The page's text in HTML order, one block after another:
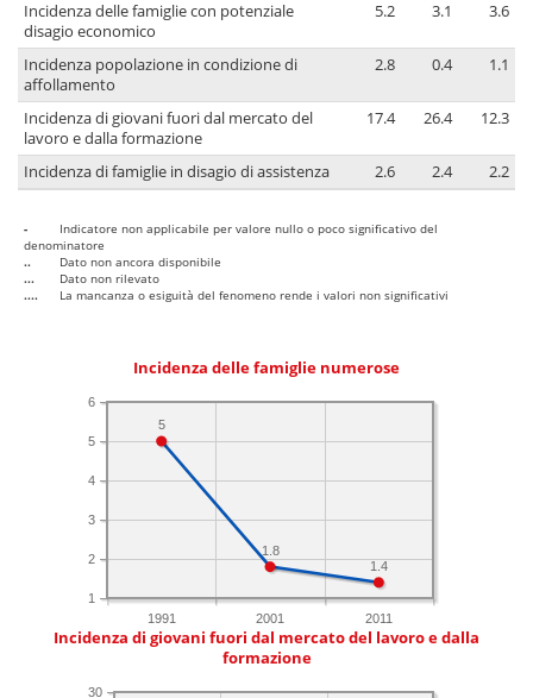
Incidenza delle famiglie con potenziale
disagio economico
5.2 3.1 3.6
Incidenza popolazione in condizione di
affollamento
2.8 0.4 1.1
Incidenza di giovani fuori dal mercato del
lavoro e dalla formazione
17.4 26.4 12.3
Incidenza di famiglie in disagio di assistenza 2.6 2.4 2.2
-
Indicatore non applicabile per valore nullo o poco significativo del
denominatore
..
Dato non ancora disponibile
...
Dato non rilevato
....
La mancanza o esiguità del fenomeno rende i valori non significativi
Incidenza delle famiglie numerose
1991 2001 2011
1
2
3
4
5
6
1.4
1.8
5
Incidenza di giovani fuori dal mercato del lavoro e dalla
formazione
30